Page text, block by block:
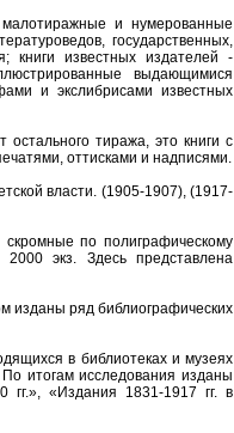
и нумерованные
государственных,
книги известных издателей -
выдающимися
и экслибрисами известных
тиража, это книги с
оттисками и надписями.
власти. (1905-1907), (1917-
по полиграфическому
экз. Здесь представлена
изданы ряд библиографических
в библиотеках и музеях
итогам исследования изданы
гг.», «Издания 1831-1917 гг. в